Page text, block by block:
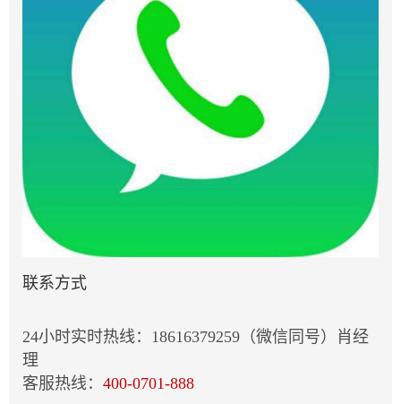
联系方式
24小时实时热线：18616379259（微信同号）肖经
理
客服热线： 400-0701-888